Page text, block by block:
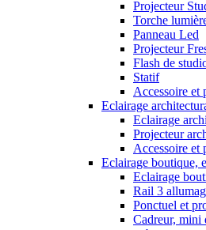
Projecteur
Torche
Panneau Led
Projecteur
Flash de
Statif
Accessoire et
Eclairage
Eclairage
Projecteur
Accessoire et
Eclairage boutique,
Eclairage
Rail 3
Ponctuel et
Cadreur, mini